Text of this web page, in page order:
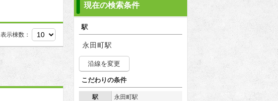
表示棟数：
現在の検索条件
駅
永田町駅
沿線を変更
こだわりの条件
駅 永田町駅